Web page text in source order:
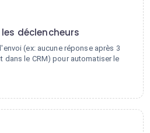
les déclencheurs
(ex: aucune réponse après 3
dans le CRM) pour automatiser le